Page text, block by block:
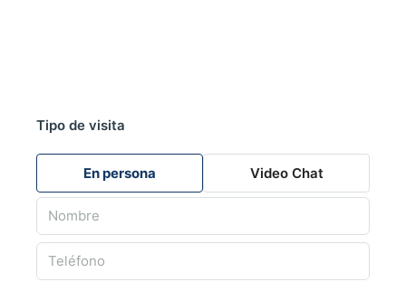
atractivas de la Costa Cálida. Póngase en contacto con
nosotros hoy mismo para recibir más información o
concertar una visita y asegurar su nueva vivienda en La
Serena Golf-Los Alcázares.
Tipo de visita
En persona Video Chat